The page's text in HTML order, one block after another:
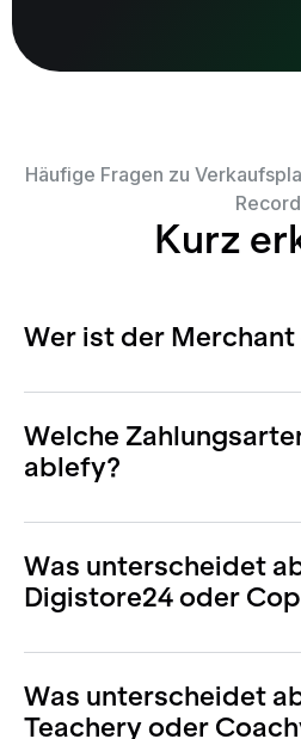
Häufige Fragen zu
Record
Kurz
Wer ist der
Welche
ablefy?
Was unterscheidet
Digistore24 oder
Was unterscheidet
Teachery oder